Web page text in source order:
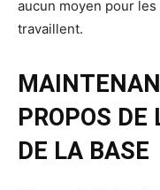
aucun moyen pour
travaillent.
PROPOS DE
DE LA BASE